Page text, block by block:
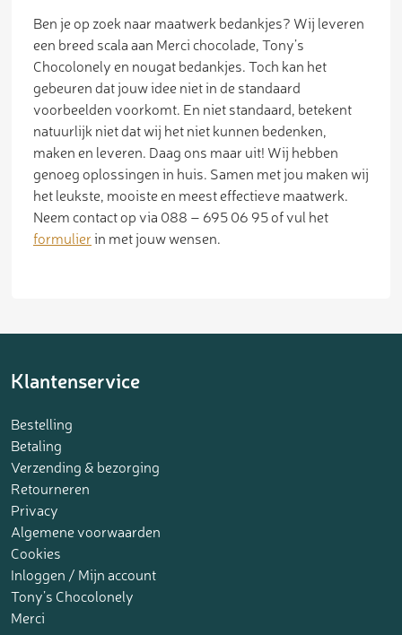
Ben je op zoek naar maatwerk bedankjes? Wij leveren
een breed scala aan Merci chocolade, Tony’s
Chocolonely en nougat bedankjes. Toch kan het
gebeuren dat jouw idee niet in de standaard
voorbeelden voorkomt. En niet standaard, betekent
natuurlijk niet dat wij het niet kunnen bedenken,
maken en leveren. Daag ons maar uit! Wij hebben
genoeg oplossingen in huis. Samen met jou maken wij
het leukste, mooiste en meest effectieve maatwerk.
Neem contact op via 088 – 695 06 95 of vul het
formulierin met jouw wensen.
Klantenservice
Bestelling
Betaling
Verzending & bezorging
Retourneren
Privacy
Algemene voorwaarden
Cookies
Inloggen / Mijn account
Tony’s Chocolonely
Merci